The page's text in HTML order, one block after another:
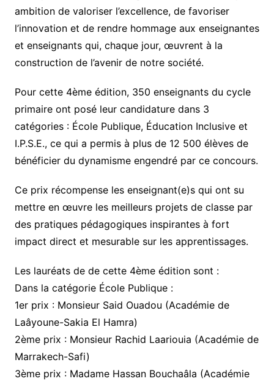
ambition de valoriser l’excellence, de favoriser
l’innovation et de rendre hommage aux enseignantes
et enseignants qui, chaque jour, œuvrent à la
construction de l’avenir de notre société.
Pour cette 4ème édition, 350 enseignants du cycle
primaire ont posé leur candidature dans 3
catégories : École Publique, Éducation Inclusive et
I.P.S.E., ce qui a permis à plus de 12 500 élèves de
bénéficier du dynamisme engendré par ce concours.
Ce prix récompense les enseignant(e)s qui ont su
mettre en œuvre les meilleurs projets de classe par
des pratiques pédagogiques inspirantes à fort
impact direct et mesurable sur les apprentissages.
Les lauréats de de cette 4ème édition sont :
Dans la catégorie École Publique :
1er prix : Monsieur Said Ouadou (Académie de
Laâyoune-Sakia El Hamra)
2ème prix : Monsieur Rachid Laariouia (Académie de
Marrakech-Safi)
3ème prix : Madame Hassan Bouchaâla (Académie